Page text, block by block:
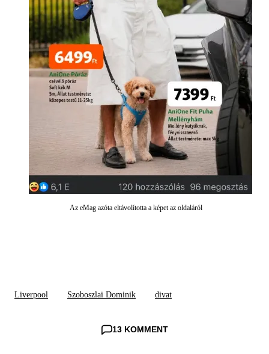
Az eMag azóta eltávolította a képet az oldaláról
Liverpool Szoboszlai Dominik divat
13 KOMMENT